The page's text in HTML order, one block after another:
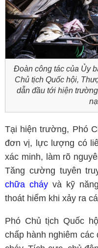
Đoàn công tác của Ủy
Chủ tịch Quốc hội,
dẫn đầu tới hiện
Tại hiện trường, Phó
đơn vị, lực lượng có
xác minh, làm rõ
Tăng cường tuyên
chữa cháyvà kỹ
thoát hiểm khi xảy ra
Phó Chủ tịch Quốc
chấp hành nghiêm các